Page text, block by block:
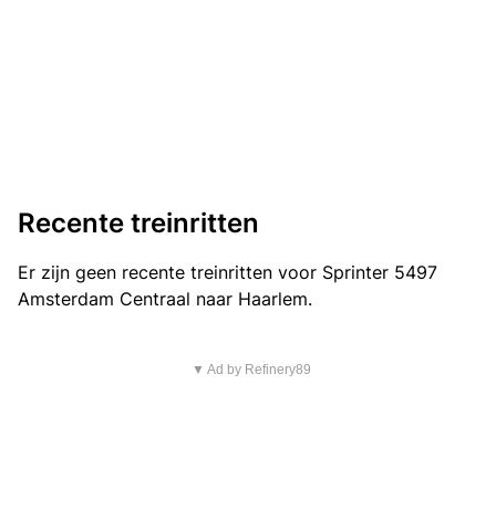
Recente treinritten
Er zijn geen recente treinritten voor Sprinter 5497
Amsterdam Centraal naar Haarlem.
▼ Ad by Refinery89